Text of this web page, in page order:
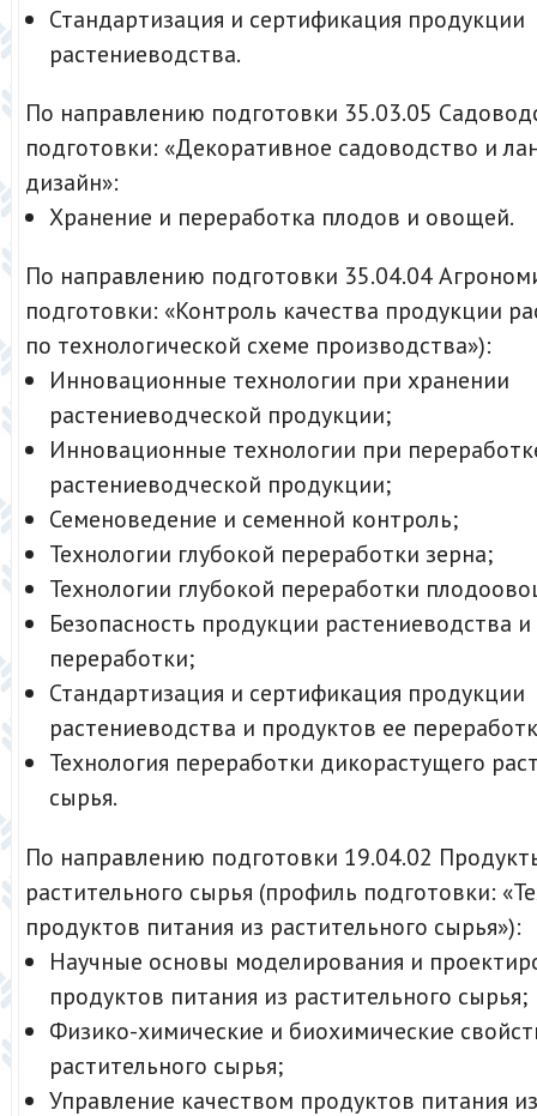
Стандартизация и сертификация продукции
растениеводства.
По направлению подготовки 35.03.05
подготовки: «Декоративное садоводство и
дизайн»:
Хранение и переработка плодов и овощей.
По направлению подготовки 35.04.04
подготовки: «Контроль качества продукции
по технологической схеме производства»):
Инновационные технологии при хранении
растениеводческой продукции;
Инновационные технологии при
растениеводческой продукции;
Семеноведение и семенной контроль;
Технологии глубокой переработки зерна;
Технологии глубокой переработки
Безопасность продукции растениеводства
переработки;
Стандартизация и сертификация продукции
растениеводства и продуктов ее
Технология переработки дикорастущего
сырья.
По направлению подготовки 19.04.02
растительного сырья (профиль подготовки:
продуктов питания из растительного сырья»):
Научные основы моделирования и
продуктов питания из растительного сырья;
Физико-химические и биохимические
растительного сырья;
Управление качеством продуктов питания